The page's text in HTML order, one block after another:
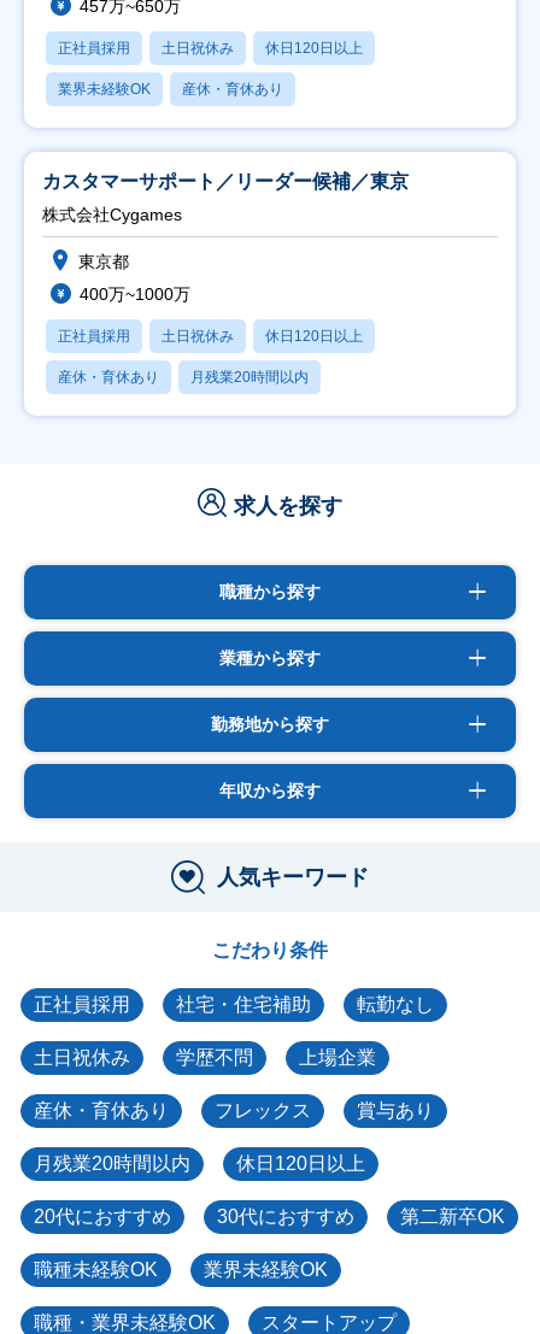
457万~650万
正社員採用 土日祝休み 休日120日以上
業界未経験OK 産休・育休あり
カスタマーサポート／リーダー候補／東京
株式会社Cygames
東京都
400万~1000万
正社員採用 土日祝休み 休日120日以上
産休・育休あり 月残業20時間以内
求人を探す
職種から探す
業種から探す
勤務地から探す
年収から探す
人気キーワード
こだわり条件
正社員採用 社宅・住宅補助 転勤なし
土日祝休み 学歴不問 上場企業
産休・育休あり フレックス 賞与あり
月残業20時間以内 休日120日以上
20代におすすめ 30代におすすめ 第二新卒OK
職種未経験OK 業界未経験OK
職種・業界未経験OK スタートアップ